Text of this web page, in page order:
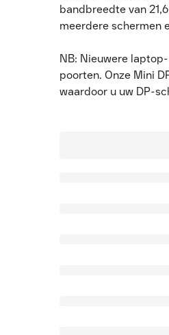
bandbreedte van
meerdere schermen
NB: Nieuwere
poorten. Onze Mini
waardoor u uw DP-